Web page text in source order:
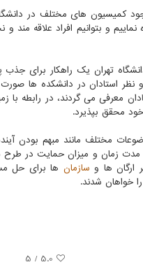
وجود کمیسیون های مختلف در
و بتوانیم افراد علاقه مند و
تهران یک راهکار برای
استادان در دانشکده ها صورت
معرفی می گردند، در رابطه
محقق بپذیرد.
مختلف مانند مبهم بودن
زمان و میزان حمایت در طرح
ارگان ها و سازمان ها برای حل
خواهان شدند.
5.0
/ 5